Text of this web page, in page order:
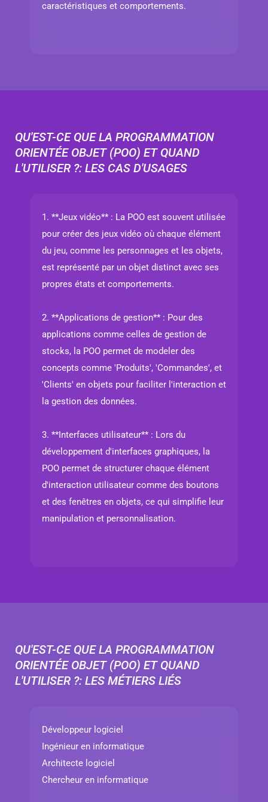
caractéristiques et comportements.
QU'EST-CE QUE LA PROGRAMMATION
ORIENTÉE OBJET (POO) ET QUAND
L'UTILISER ?: LES CAS D'USAGES
1. **Jeux vidéo** : La POO est souvent utilisée
pour créer des jeux vidéo où chaque élément
du jeu, comme les personnages et les objets,
est représenté par un objet distinct avec ses
propres états et comportements.
2. **Applications de gestion** : Pour des
applications comme celles de gestion de
stocks, la POO permet de modeler des
concepts comme 'Produits', 'Commandes', et
'Clients' en objets pour faciliter l'interaction et
la gestion des données.
3. **Interfaces utilisateur** : Lors du
développement d'interfaces graphiques, la
POO permet de structurer chaque élément
d'interaction utilisateur comme des boutons
et des fenêtres en objets, ce qui simplifie leur
manipulation et personnalisation.
QU'EST-CE QUE LA PROGRAMMATION
ORIENTÉE OBJET (POO) ET QUAND
L'UTILISER ?: LES MÉTIERS LIÉS
Développeur logiciel
Ingénieur en informatique
Architecte logiciel
Chercheur en informatique